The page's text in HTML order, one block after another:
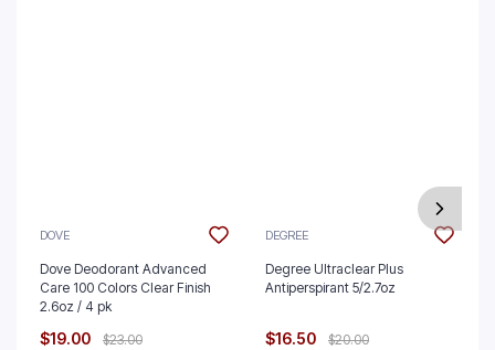
DOVE
Dove Deodorant Advanced
Care 100 Colors Clear Finish
2.6oz / 4 pk
$19.00 $23.00
DEGREE
Degree Ultraclear Plus
Antiperspirant 5/2.7oz
$16.50 $20.00